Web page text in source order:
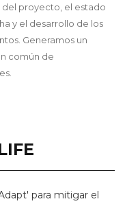
proyecto, el estado
y el desarrollo de los
Generamos un
común de
para mitigar el